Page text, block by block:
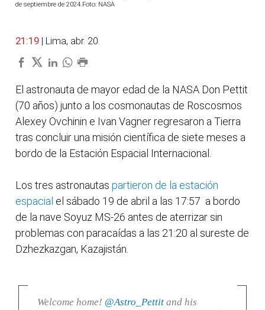
de septiembre de 2024.Foto: NASA
21:19 | Lima, abr. 20.
El astronauta de mayor edad de la NASA Don Pettit
(70 años) junto a los cosmonautas de Roscosmos
Alexey Ovchinin e Ivan Vagner regresaron a Tierra
tras concluir una misión científica de siete meses a
bordo de la Estación Espacial Internacional.
Los tres astronautas partieron de la estación
espacial el sábado 19 de abril a las 17:57 a bordo
de la nave Soyuz MS-26 antes de aterrizar sin
problemas con paracaídas a las 21:20 al sureste de
Dzhezkazgan, Kazajistán.
Welcome home! @Astro_Pettitand his